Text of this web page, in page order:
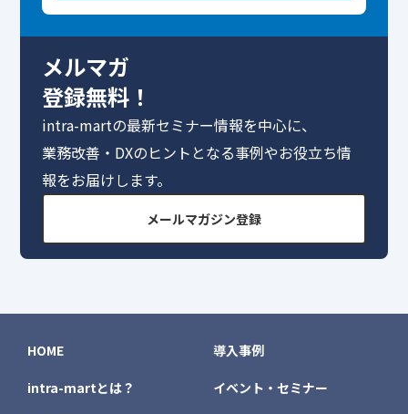
メルマガ
登録無料！
intra-martの最新セミナー情報を中心に、
業務改善・DXのヒントとなる事例やお役立ち情
報をお届けします。
メールマガジン登録
HOME
intra-martとは？
導入事例
イベント・セミナー